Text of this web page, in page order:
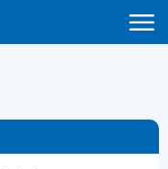
데이 입니다.